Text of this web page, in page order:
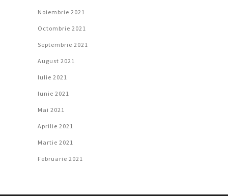
Noiembrie 2021
Octombrie 2021
Septembrie 2021
August 2021
Iulie 2021
Iunie 2021
Mai 2021
Aprilie 2021
Martie 2021
Februarie 2021